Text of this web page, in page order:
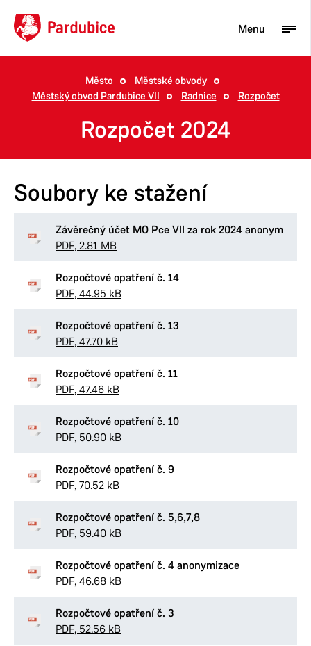
Turista
Aktuality
Občan
Podnikatel
Město
Městské obvody
Městský obvod Pardubice VII
Radnice Rozpočet
Rozpočet 2024
Soubory ke stažení
Závěrečný účet MO Pce VII za rok 2024 anonym
PDF, 2.81 MB
Rozpočtové opatření č. 14
PDF, 44.95 kB
Rozpočtové opatření č. 13
PDF, 47.70 kB
Rozpočtové opatření č. 11
PDF, 47.46 kB
Rozpočtové opatření č. 10
PDF, 50.90 kB
Rozpočtové opatření č. 9
PDF, 70.52 kB
Rozpočtové opatření č. 5,6,7,8
PDF, 59.40 kB
Rozpočtové opatření č. 4 anonymizace
PDF, 46.68 kB
Rozpočtové opatření č. 3
PDF, 52.56 kB
Menu